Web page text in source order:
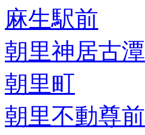
麻生駅前
朝里神居古潭
朝里町
朝里不動尊前